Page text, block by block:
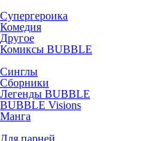
Супергероика
Комедия
Другое
Комиксы BUBBLE
Синглы
Сборники
Легенды BUBBLE
BUBBLE Visions
Манга
Для парней